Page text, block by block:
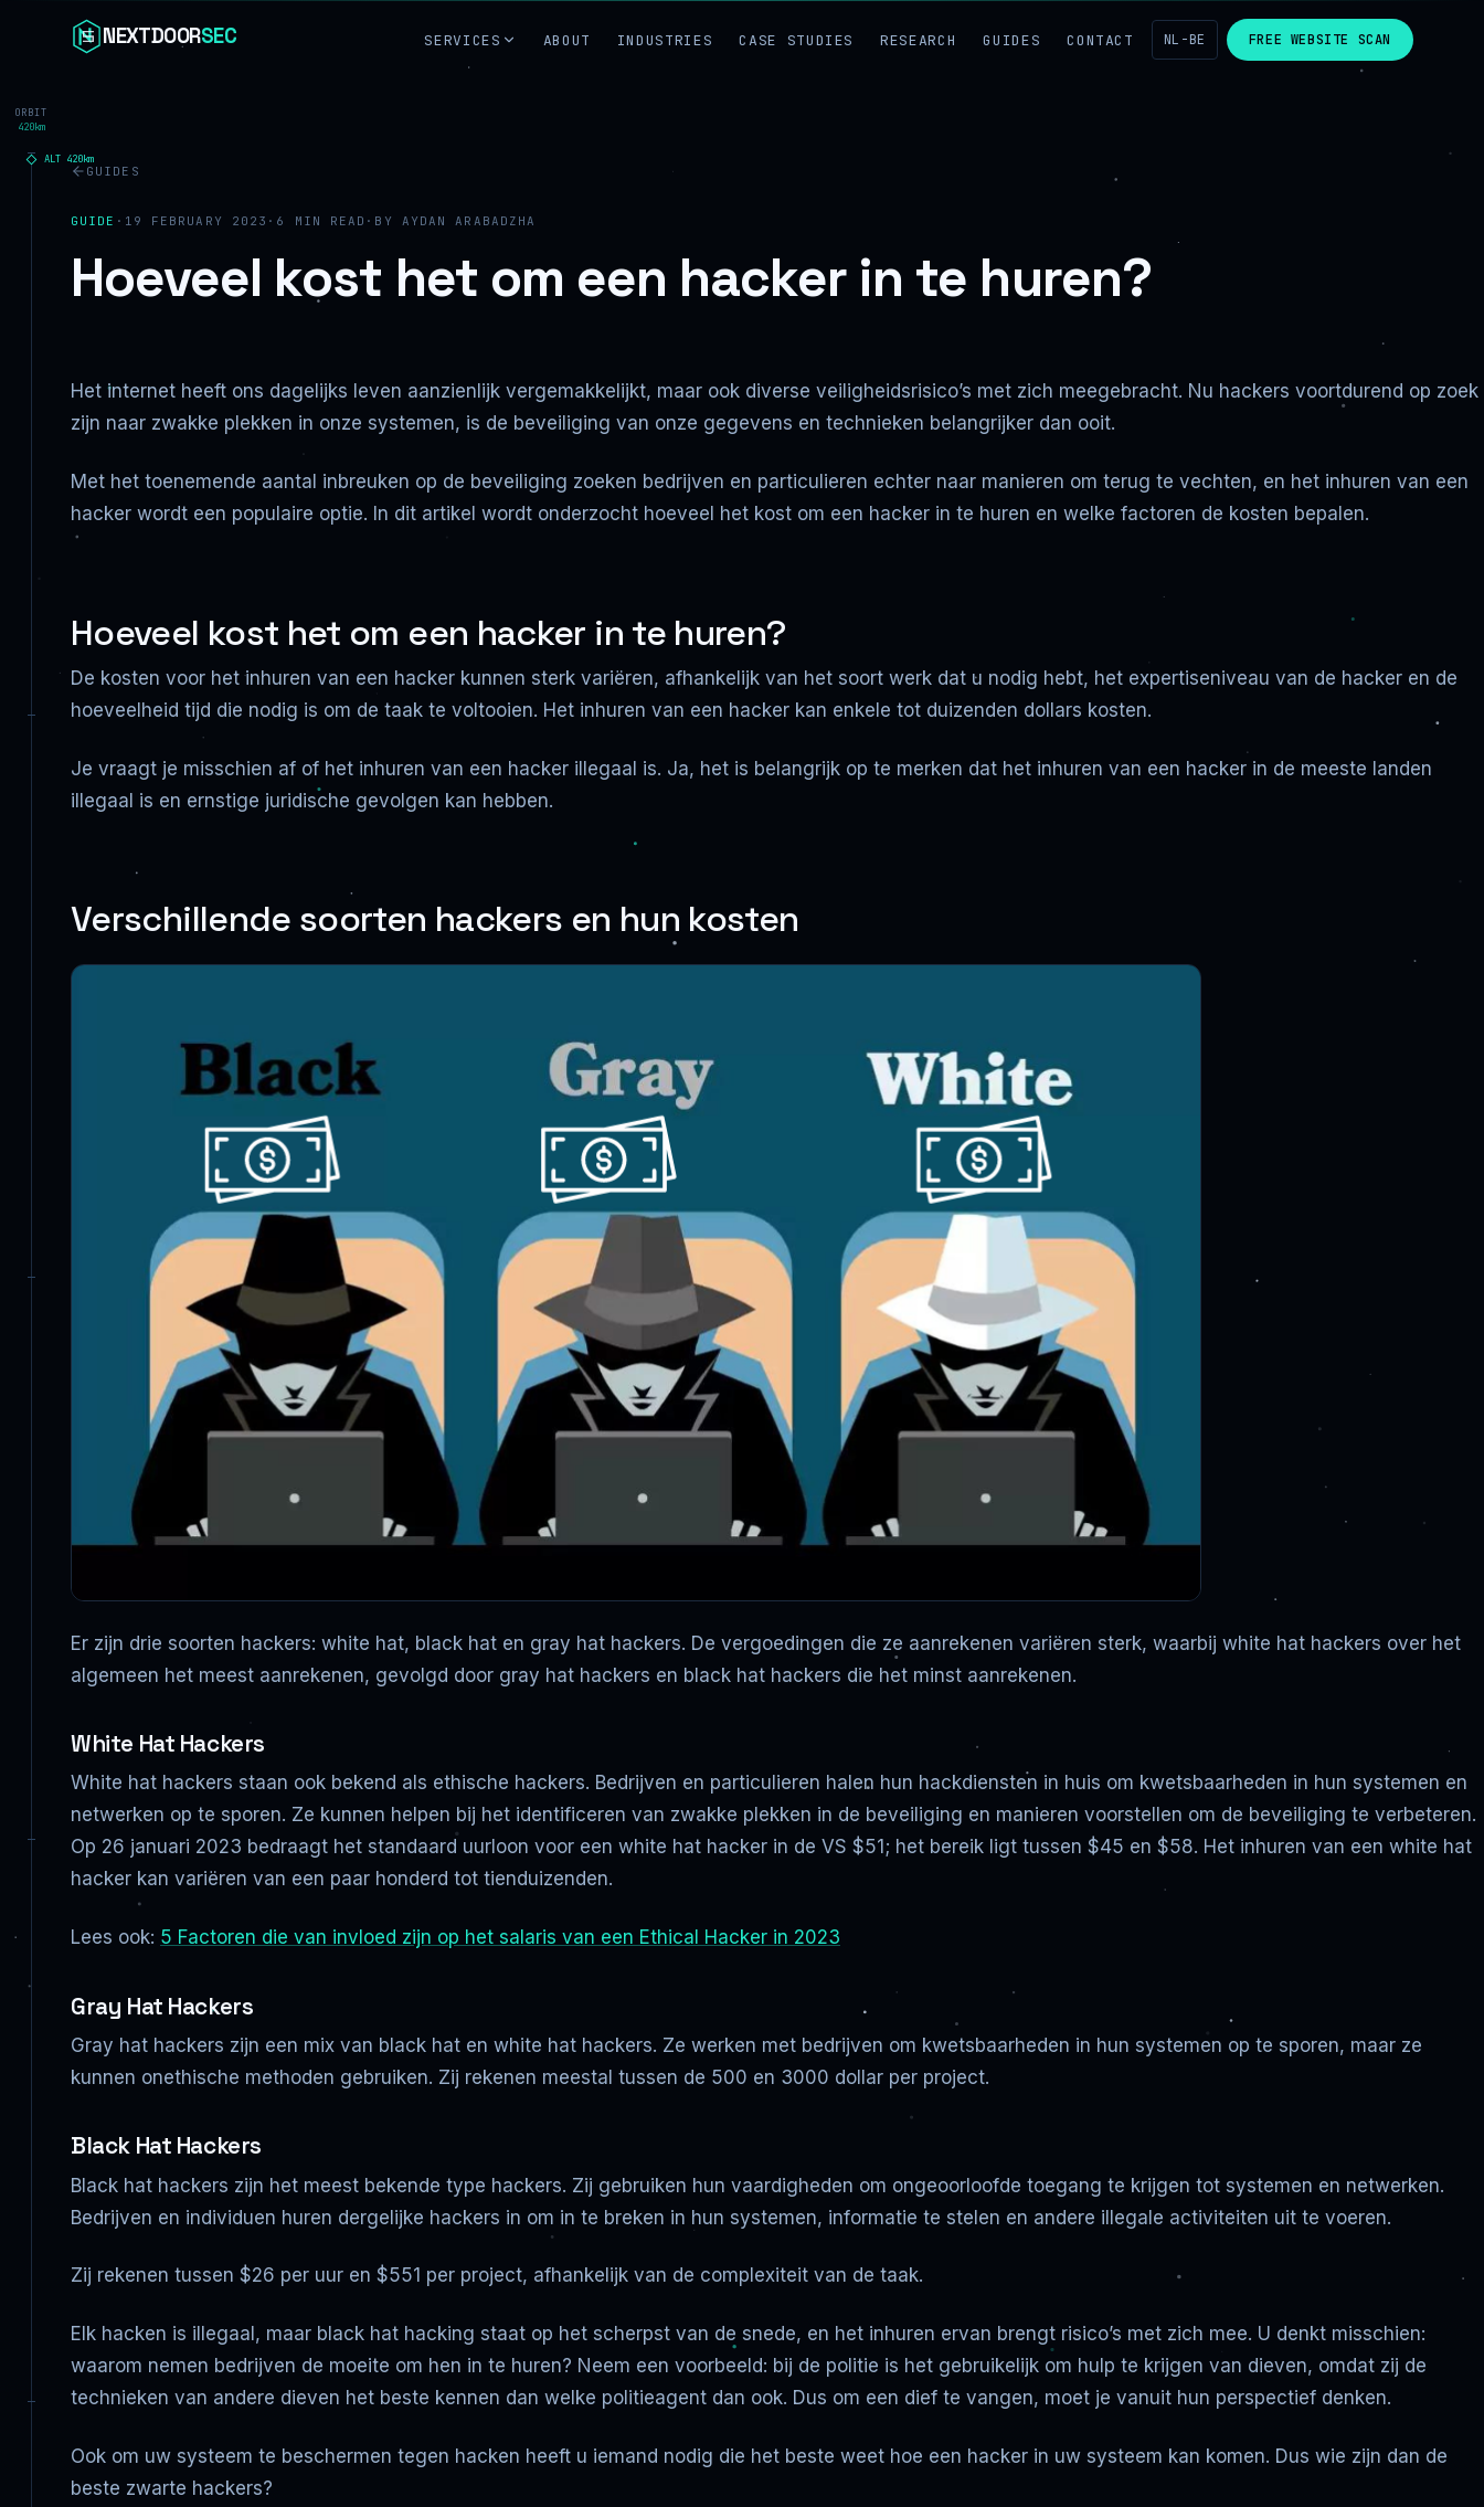
ORBIT
420km
ALT 420km
NEXTDOORSEC SERVICES ABOUT INDUSTRIES CASE STUDIES RESEARCH GUIDES CONTACT NL-BE FREE WEBSITE SCAN
GUIDES
GUIDE · 19 FEBRUARY 2023 · 6 MIN READ · BY AYDAN ARABADZHA
Hoeveel kost het om een hacker in te huren?
Het internet heeft ons dagelijks leven aanzienlijk vergemakkelijkt, maar ook diverse veiligheidsrisico’s met zich meegebracht. Nu hackers voortdurend op zoek
zijn naar zwakke plekken in onze systemen, is de beveiliging van onze gegevens en technieken belangrijker dan ooit.
Met het toenemende aantal inbreuken op de beveiliging zoeken bedrijven en particulieren echter naar manieren om terug te vechten, en het inhuren van een
hacker wordt een populaire optie. In dit artikel wordt onderzocht hoeveel het kost om een hacker in te huren en welke factoren de kosten bepalen.
Hoeveel kost het om een hacker in te huren?
De kosten voor het inhuren van een hacker kunnen sterk variëren, afhankelijk van het soort werk dat u nodig hebt, het expertiseniveau van de hacker en de
hoeveelheid tijd die nodig is om de taak te voltooien. Het inhuren van een hacker kan enkele tot duizenden dollars kosten.
Je vraagt je misschien af of het inhuren van een hacker illegaal is. Ja, het is belangrijk op te merken dat het inhuren van een hacker in de meeste landen
illegaal is en ernstige juridische gevolgen kan hebben.
Verschillende soorten hackers en hun kosten
Er zijn drie soorten hackers: white hat, black hat en gray hat hackers. De vergoedingen die ze aanrekenen variëren sterk, waarbij white hat hackers over het
algemeen het meest aanrekenen, gevolgd door gray hat hackers en black hat hackers die het minst aanrekenen.
White Hat Hackers
White hat hackers staan ook bekend als ethische hackers. Bedrijven en particulieren halen hun hackdiensten in huis om kwetsbaarheden in hun systemen en
netwerken op te sporen. Ze kunnen helpen bij het identificeren van zwakke plekken in de beveiliging en manieren voorstellen om de beveiliging te verbeteren.
Op 26 januari 2023 bedraagt het standaard uurloon voor een white hat hacker in de VS $51; het bereik ligt tussen $45 en $58. Het inhuren van een white hat
hacker kan variëren van een paar honderd tot tienduizenden.
Lees ook: 5 Factoren die van invloed zijn op het salaris van een Ethical Hacker in 2023
Gray Hat Hackers
Gray hat hackers zijn een mix van black hat en white hat hackers. Ze werken met bedrijven om kwetsbaarheden in hun systemen op te sporen, maar ze
kunnen onethische methoden gebruiken. Zij rekenen meestal tussen de 500 en 3000 dollar per project.
Black Hat Hackers
Black hat hackers zijn het meest bekende type hackers. Zij gebruiken hun vaardigheden om ongeoorloofde toegang te krijgen tot systemen en netwerken.
Bedrijven en individuen huren dergelijke hackers in om in te breken in hun systemen, informatie te stelen en andere illegale activiteiten uit te voeren.
Zij rekenen tussen $26 per uur en $551 per project, afhankelijk van de complexiteit van de taak.
Elk hacken is illegaal, maar black hat hacking staat op het scherpst van de snede, en het inhuren ervan brengt risico’s met zich mee. U denkt misschien:
waarom nemen bedrijven de moeite om hen in te huren? Neem een voorbeeld: bij de politie is het gebruikelijk om hulp te krijgen van dieven, omdat zij de
technieken van andere dieven het beste kennen dan welke politieagent dan ook. Dus om een dief te vangen, moet je vanuit hun perspectief denken.
Ook om uw systeem te beschermen tegen hacken heeft u iemand nodig die het beste weet hoe een hacker in uw systeem kan komen. Dus wie zijn dan de
beste zwarte hackers?